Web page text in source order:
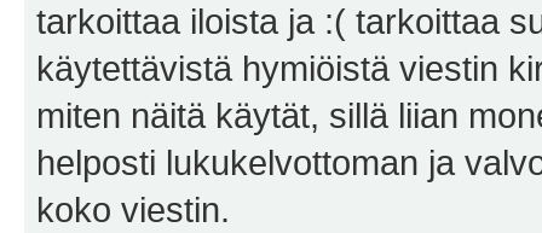
tarkoittaa iloista ja :( tarkoittaa
käytettävistä hymiöistä viestin
miten näitä käytät, sillä liian
helposti lukukelvottoman ja
koko viestin.